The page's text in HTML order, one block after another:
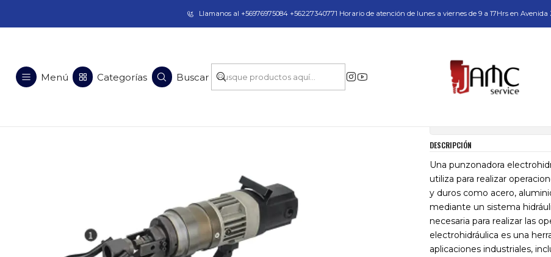
Taladros Magnéticos en Chile | Venta, Arriendo y Servicio Técnico
Menú Categorías Buscar
Llamanos al +56976975084 +56227340771 Horario de atención de lunes a viernes de 9 a 17Hrs en
Punzonadora
DESCRIPCIÓN
Una punzonadora
utiliza para realizar
y duros como acero,
mediante un sistema
necesaria para realizar las
electrohidráulica es una
aplicaciones industriales,